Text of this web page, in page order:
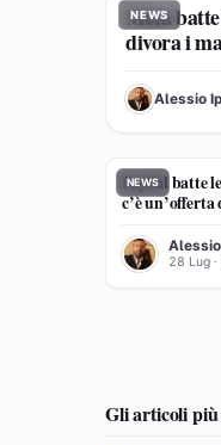
NEWS
Meta
divora i
AI Alessio
NEWS
PayPal batte
c’è
AI
28 Lug
Gli articoli